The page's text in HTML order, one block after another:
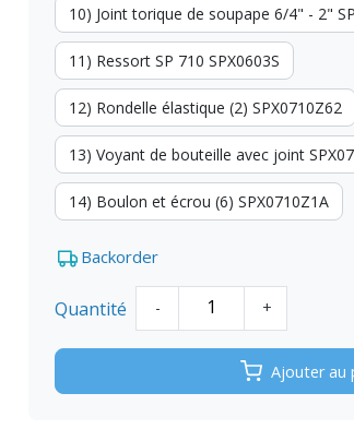
10) Joint torique de soupape 6/4" - 2"
11) Ressort SP 710 SPX0603S
12) Rondelle élastique (2) SPX0710Z62
13) Voyant de bouteille avec joint
14) Boulon et écrou (6) SPX0710Z1A
Backorder
Quantité - +
Ajouter au